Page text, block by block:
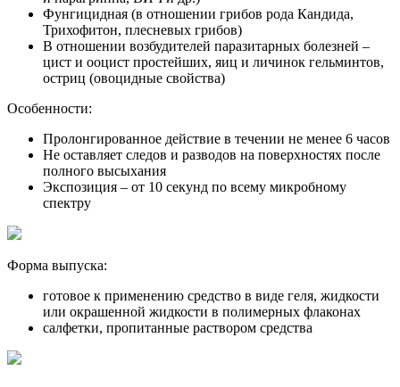
Фунгицидная (в отношении грибов рода Кандида,
Трихофитон, плесневых грибов)
В отношении возбудителей паразитарных болезней –
цист и ооцист простейших, яиц и личинок гельминтов,
остриц (овоцидные свойства)
Особенности:
Пролонгированное действие в течении не менее 6 часов
Не оставляет следов и разводов на поверхностях после
полного высыхания
Экспозиция – от 10 секунд по всему микробному
спектру
Форма выпуска:
готовое к применению средство в виде геля, жидкости
или окрашенной жидкости в полимерных флаконах
салфетки, пропитанные раствором средства